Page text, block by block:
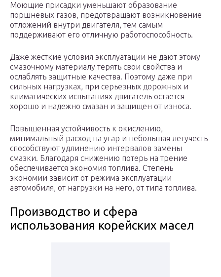
Моющие присадки уменьшают образование
поршневых газов, предотвращают возникновение
отложений внутри двигателя, тем самым
поддерживают его отличную работоспособность.
Даже жесткие условия эксплуатации не дают этому
смазочному материалу терять свои свойства и
ослаблять защитные качества. Поэтому даже при
сильных нагрузках, при серьезных дорожных и
климатических испытаниях двигатель остается
хорошо и надежно смазан и защищен от износа.
Повышенная устойчивость к окислению,
минимальный расход на угар и небольшая летучесть
способствуют удлинению интервалов замены
смазки. Благодаря снижению потерь на трение
обеспечивается экономия топлива. Степень
экономии зависит от режима эксплуатации
автомобиля, от нагрузки на него, от типа топлива.
Производство и сфера
использования корейских масел